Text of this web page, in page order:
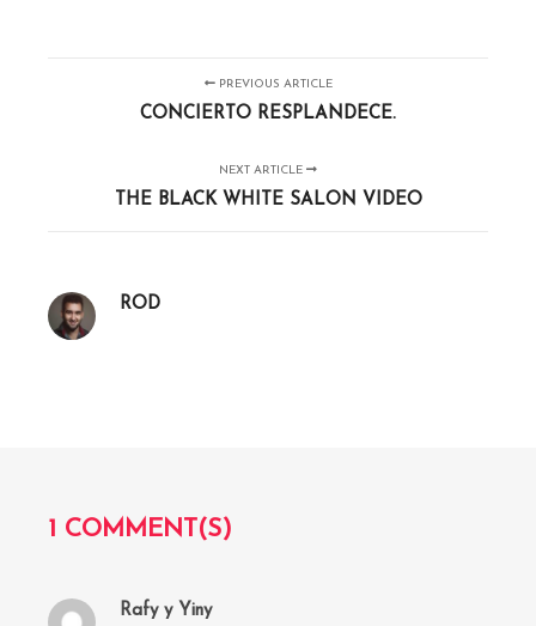
PREVIOUS ARTICLE
CONCIERTO RESPLANDECE.
NEXT ARTICLE
THE BLACK WHITE SALON VIDEO
ROD
1 COMMENT(S)
Rafy y Yinys